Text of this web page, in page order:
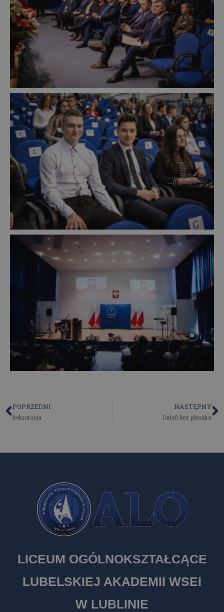
POPRZEDNI
Rekrutacja
NASTĘPNY
Dzień bez plecaka
LICEUM OGÓLNOKSZTAŁCĄCE
LUBELSKIEJ AKADEMII WSEI
W LUBLINIE